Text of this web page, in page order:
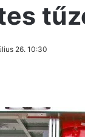
26. 10:30